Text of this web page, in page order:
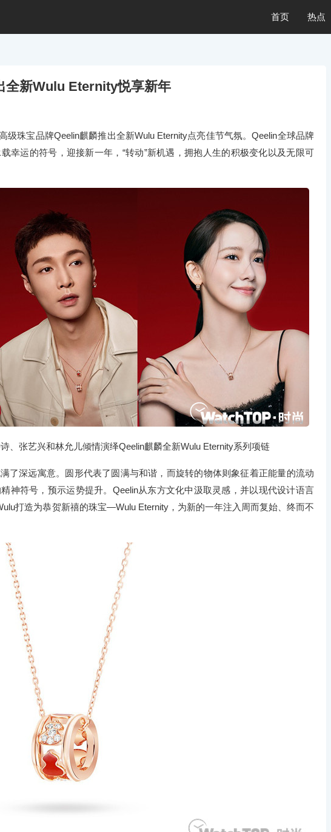
首页 热点
全新Wulu Eternity悦享新年
级珠宝品牌Qeelin麒麟推出全新Wulu Eternity点亮佳节气氛。Qeelin全球品牌
幸运的符号，迎接新一年，“转动”新机遇，拥抱人生的积极变化以及无限可
、张艺兴和林允儿倾情演绎Qeelin麒麟全新Wulu Eternity系列项链
了深远寓意。圆形代表了圆满与和谐，而旋转的物体则象征着正能量的流动
神符号，预示运势提升。Qeelin从东方文化中汲取灵感，并以现代设计语言
打造为恭贺新禧的珠宝—Wulu Eternity，为新的一年注入周而复始、终而不